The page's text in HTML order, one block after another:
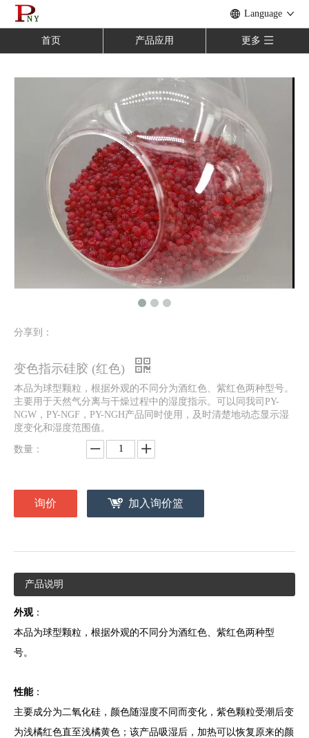
Language
首页 产品应用 更多
分享到：
变色指示硅胶 (红色)
本品为球型颗粒，根据外观的不同分为酒红色、紫红色两种型号。
主要用于天然气分离与干燥过程中的湿度指示。可以同我司PY-
NGW，PY-NGF，PY-NGH产品同时使用，及时清楚地动态显示湿
度变化和湿度范围值。
数量：
询价 加入询价篮
产品说明
外观：
本品为球型颗粒，根据外观的不同分为酒红色 紫红色两种型
号。
性能：
主要成分为二氧化硅，颜色随湿度不同而变化 ， 紫色颗粒受潮后变
为浅橘红色直至浅橘黄色； 该产品吸湿后，加热可以恢复原来的颜